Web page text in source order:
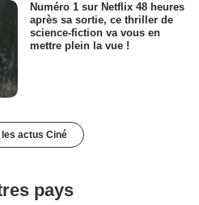
Numéro 1 sur Netflix 48 heures
après sa sortie, ce thriller de
science-fiction va vous en
mettre plein la vue !
les actus Ciné
pays